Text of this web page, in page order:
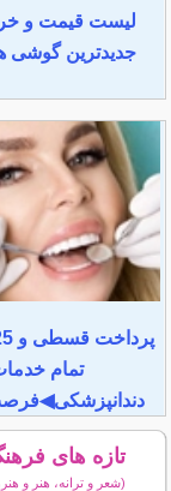
لیست قیمت و
جدیدترین گوشی
تمام
تازه های
(شعر و ترانه، هنر و